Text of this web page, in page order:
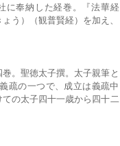
に奉納した経巻。『法華経
う）（観普賢経）を加え、
。聖徳太子撰。太子親筆と
疏の一つで、成立は義疏中
の太子四十一歳から四十二